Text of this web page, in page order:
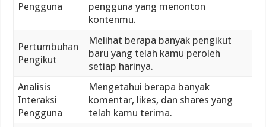
Pengguna
pengguna yang menonton
kontenmu.
Pertumbuhan
Pengikut
Melihat berapa banyak pengikut
baru yang telah kamu peroleh
setiap harinya.
Analisis
Interaksi
Pengguna
Mengetahui berapa banyak
komentar, likes, dan shares yang
telah kamu terima.